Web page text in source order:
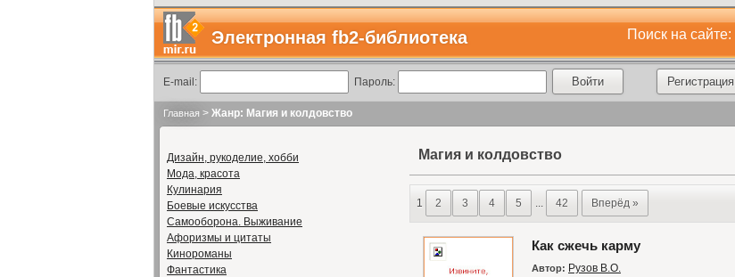
Электронная fb2-библиотека Поиск на сайте:
E-mail: Пароль: Регистрация
Главная > Жанр: Магия и колдовство
Дизайн, рукоделие, хобби
Мода, красота
Кулинария
Боевые искусства
Самооборона. Выживание
Афоризмы и цитаты
Кинороманы
Фантастика
Магия и колдовство
1 2 3 4 5 ... 42 Вперёд »
Как сжечь карму
Автор: Рузов В.О.